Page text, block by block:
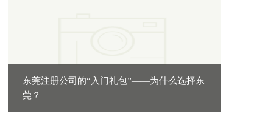
东莞注册公司的“入门礼包”——为什么选择东
莞？